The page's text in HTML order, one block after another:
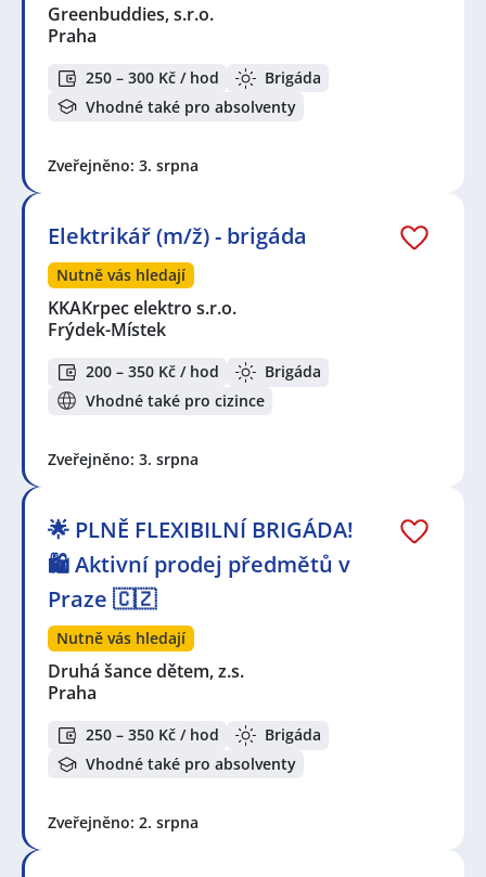
Greenbuddies, s.r.o.
Praha
250 – 300 Kč / hod
Brigáda
Vhodné také pro absolventy
Zveřejněno: 3. srpna
Elektrikář (m/ž) - brigáda
Nutně vás hledají
KKAKrpec elektro s.r.o.
Frýdek-Místek
200 – 350 Kč / hod
Brigáda
Vhodné také pro cizince
Zveřejněno: 3. srpna
🌟 PLNĚ FLEXIBILNÍ BRIGÁDA!
🛍️ Aktivní prodej předmětů v
Praze 🇨🇿
Nutně vás hledají
Druhá šance dětem, z.s.
Praha
250 – 350 Kč / hod
Brigáda
Vhodné také pro absolventy
Zveřejněno: 2. srpna